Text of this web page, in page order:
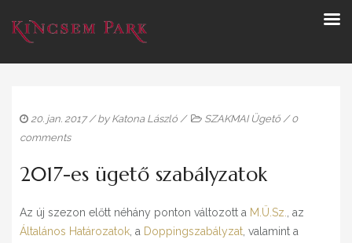
20. jan. 2017/ by Katona László / SZAKMAI Ügető /0
comments
2017-es ügető szabályzatok
Az új szezon előtt néhány ponton változott a M.Ü.Sz.
, az
Általános Határozatok , a Doppingszabályzat , valamint a